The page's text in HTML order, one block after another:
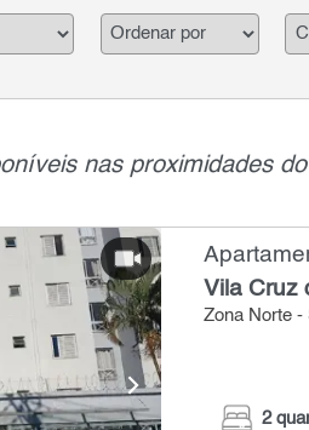
nas proximidades
Vila Cruz
Zona Norte -
2